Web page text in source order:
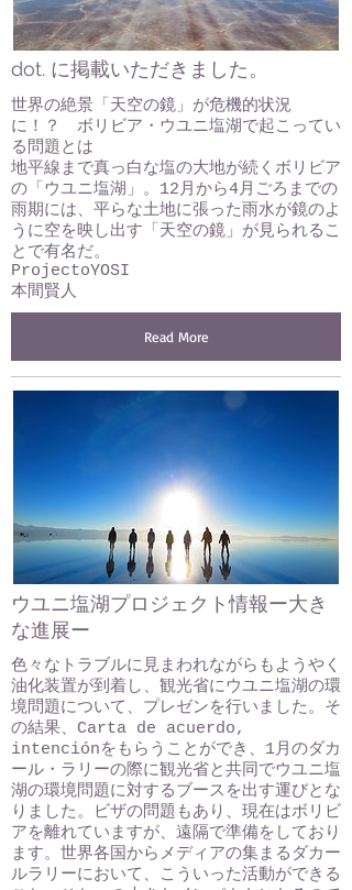
dot. に掲載いただきました。
世界の絶景「天空の鏡」が危機的状況
に！？ ボリビア・ウユニ塩湖で起こってい
る問題とは
地平線まで真っ白な塩の大地が続くボリビア
の「ウユニ塩湖」。12月から4月ごろまでの
雨期には、平らな土地に張った雨水が鏡のよ
うに空を映し出す「天空の鏡」が見られるこ
とで有名だ。
ProjectoYOSI
本間賢人
Read More
ウユニ塩湖プロジェクト情報ー大き
な進展ー
色々なトラブルに見まわれながらもようやく
油化装置が到着し、観光省にウユニ塩湖の環
境問題について、プレゼンを行いました。そ
の結果、Carta de acuerdo,
intenciónをもらうことができ、1月のダカ
ール・ラリーの際に観光省と共同でウユニ塩
湖の環境問題に対するブースを出す運びとな
りました。ビザの問題もあり、現在はボリビ
アを離れていますが、遠隔で準備をしており
ます。世界各国からメディアの集まるダカー
ルラリーにおいて、こういった活動ができる